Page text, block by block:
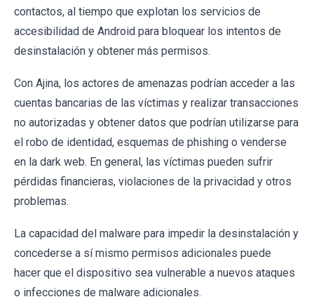
contactos, al tiempo que explotan los servicios de
accesibilidad de Android para bloquear los intentos de
desinstalación y obtener más permisos.
Con Ajina, los actores de amenazas podrían acceder a las
cuentas bancarias de las víctimas y realizar transacciones
no autorizadas y obtener datos que podrían utilizarse para
el robo de identidad, esquemas de phishing o venderse
en la dark web. En general, las víctimas pueden sufrir
pérdidas financieras, violaciones de la privacidad y otros
problemas.
La capacidad del malware para impedir la desinstalación y
concederse a sí mismo permisos adicionales puede
hacer que el dispositivo sea vulnerable a nuevos ataques
o infecciones de malware adicionales.